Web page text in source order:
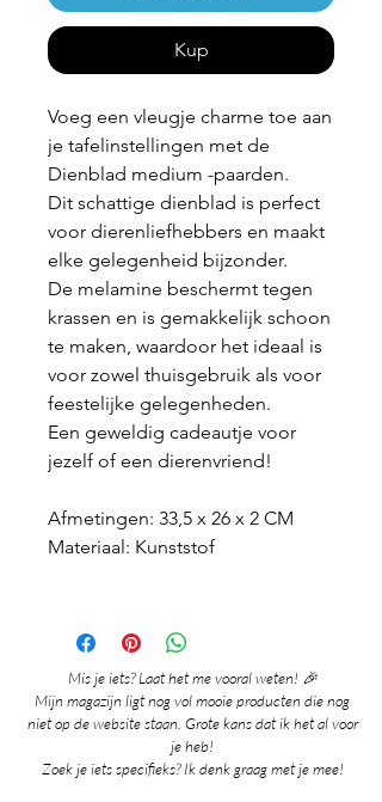
Kup
Voeg een vleugje charme toe aan
je tafelinstellingen met de
Dienblad medium -paarden.
Dit schattige dienblad is perfect
voor dierenliefhebbers en maakt
elke gelegenheid bijzonder.
De melamine beschermt tegen
krassen en is gemakkelijk schoon
te maken, waardoor het ideaal is
voor zowel thuisgebruik als voor
feestelijke gelegenheden.
Een geweldig cadeautje voor
jezelf of een dierenvriend!
Afmetingen: 33,5 x 26 x 2 CM
Materiaal: Kunststof
Mis je iets? Laat het me vooral weten! 🎉
Mijn magazijn ligt nog vol mooie producten die nog
niet op de website staan. Grote kans dat ik het al voor
je heb!
Zoek je iets specifieks? Ik denk graag met je mee!